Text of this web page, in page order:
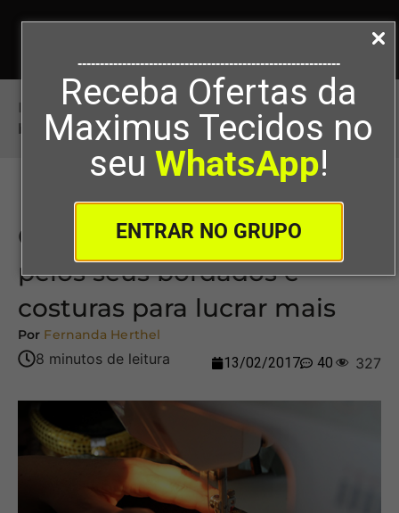
-----------------------------------------------------------
Receba Ofertas da
Maximus Tecidos no
seu WhatsApp!
ENTRAR NO GRUPO
Início > Guia: Saiba como cobrar pelos seus
bordados e costuras para lucrar mais
Guia: Saiba como cobrar
pelos seus bordados e
costuras para lucrar mais
Por Fernanda Herthel
13/02/2017 40 327